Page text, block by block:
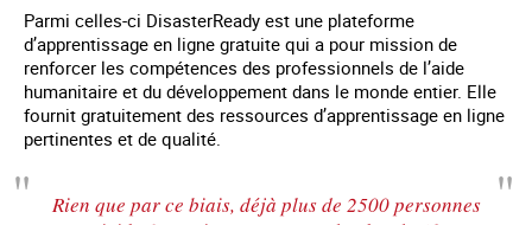
Parmi celles-ci DisasterReady est une plateforme
d’apprentissage en ligne gratuite qui a pour mission de
renforcer les compétences des professionnels de l’aide
humanitaire et du développement dans le monde entier. Elle
fournit gratuitement des ressources d’apprentissage en ligne
pertinentes et de qualité.
Rien que par ce biais, déjà plus de 2500 personnes